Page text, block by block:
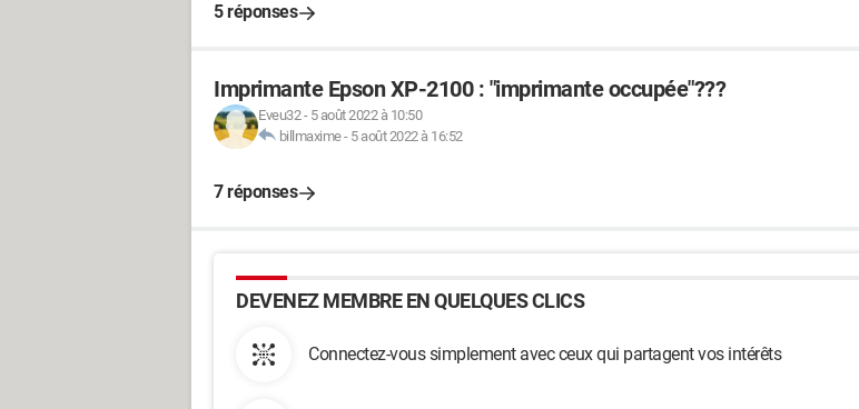
5 réponses
Imprimante Epson XP-2100 : "imprimante occupée"???
Eveu32- 5 août 2022 à 10:50
billmaxime- 5 août 2022 à 16:52
7 réponses
DEVENEZ MEMBRE EN QUELQUES CLICS
Connectez-vous simplement avec ceux qui partagent vos intérêts